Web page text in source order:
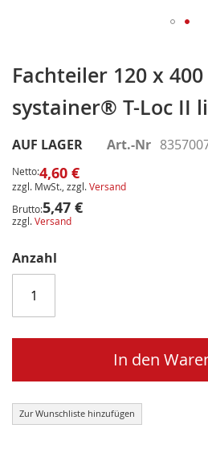
Fachteiler 120 x
systainer® T-Loc II
AUF LAGER Art.-Nr
Netto:4,60 €
zzgl. MwSt., zzgl.Versand
Brutto:5,47 €
zzgl.Versand
Anzahl
In den
Zur Wunschliste hinzufügen
Anfang
der
Bildergalerie